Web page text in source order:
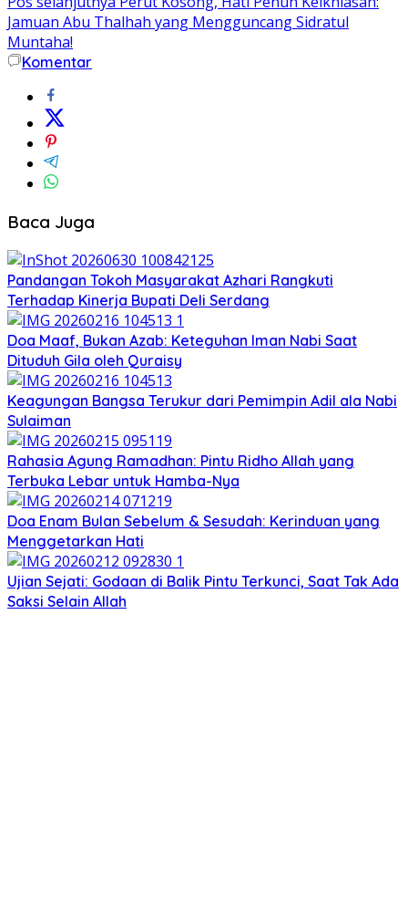
Jamuan Abu Thalhah yang Mengguncang Sidratul
Muntaha!
Komentar
Baca Juga
Pandangan Tokoh Masyarakat Azhari Rangkuti
Terhadap Kinerja Bupati Deli Serdang
Doa Maaf, Bukan Azab: Keteguhan Iman Nabi Saat
Dituduh Gila oleh Quraisy
Keagungan Bangsa Terukur dari Pemimpin Adil ala Nabi
Sulaiman
Rahasia Agung Ramadhan: Pintu Ridho Allah yang
Terbuka Lebar untuk Hamba-Nya
Doa Enam Bulan Sebelum & Sesudah: Kerinduan yang
Menggetarkan Hati
Ujian Sejati: Godaan di Balik Pintu Terkunci, Saat Tak Ada
Saksi Selain Allah